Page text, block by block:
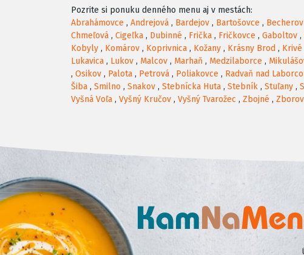
Pozrite si ponuku denného menu aj v mestách:
Abrahámovce , Andrejová , Bardejov , Bartošovce , Becherov
Chmeľová , Cigeľka , Dubinné , Frička , Fričkovce , Gaboltov ,
Kobyly , Komárov , Koprivnica , Kožany , Krásny Brod , Krivé
Lukavica , Lukov , Malcov , Marhaň , Medzilaborce ,
, Osikov , Palota , Petrová , Poliakovce , Radvaň nad
Šiba , Smilno , Snakov , Stebnícka Huta , Stebník , Stuľany ,
Vyšná Voľa , Vyšný Kručov , Vyšný Tvarožec , Zbojné , Zborov